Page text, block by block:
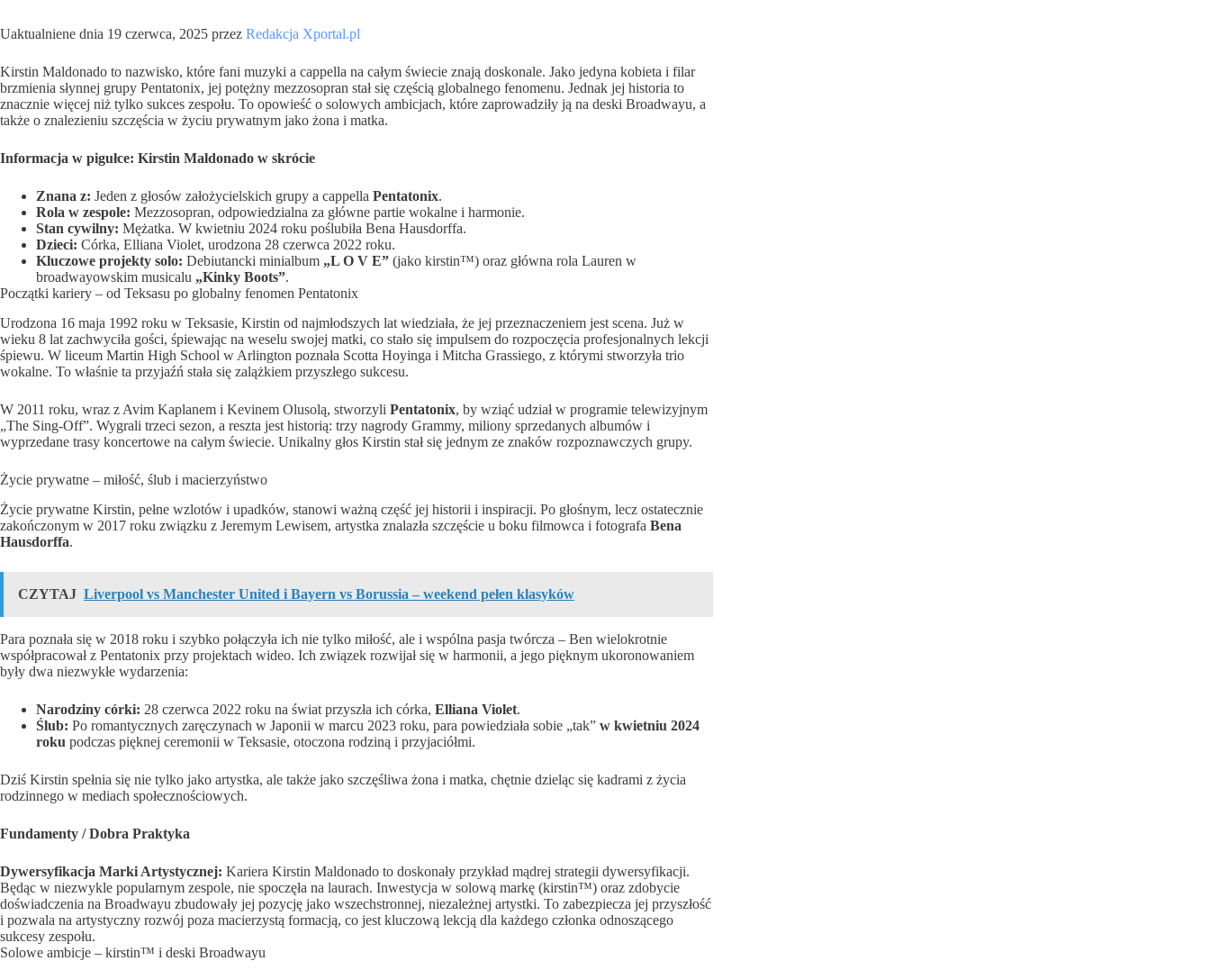
Uaktualniene dnia 19 czerwca, 2025 przez Redakcja Xportal.pl
Kirstin Maldonado to nazwisko, które fani muzyki a cappella na całym świecie znają doskonale. Jako jedyna kobieta i filar
brzmienia słynnej grupy Pentatonix, jej potężny mezzosopran stał się częścią globalnego fenomenu. Jednak jej historia to
znacznie więcej niż tylko sukces zespołu. To opowieść o solowych ambicjach, które zaprowadziły ją na deski Broadwayu, a
także o znalezieniu szczęścia w życiu prywatnym jako żona i matka.
Informacja w pigułce: Kirstin Maldonado w skrócie
Znana z: Jeden z głosów założycielskich grupy a cappella Pentatonix.
Rola w zespole: Mezzosopran, odpowiedzialna za główne partie wokalne i harmonie.
Stan cywilny: Mężatka. W kwietniu 2024 roku poślubiła Bena Hausdorffa.
Dzieci: Córka, Elliana Violet, urodzona 28 czerwca 2022 roku.
Kluczowe projekty solo: Debiutancki minialbum „L O V E” (jako kirstin™) oraz główna rola Lauren w
broadwayowskim musicalu „Kinky Boots”.
Początki kariery – od Teksasu po globalny fenomen Pentatonix
Urodzona 16 maja 1992 roku w Teksasie, Kirstin od najmłodszych lat wiedziała, że jej przeznaczeniem jest scena. Już w
wieku 8 lat zachwyciła gości, śpiewając na weselu swojej matki, co stało się impulsem do rozpoczęcia profesjonalnych lekcji
śpiewu. W liceum Martin High School w Arlington poznała Scotta Hoyinga i Mitcha Grassiego, z którymi stworzyła trio
wokalne. To właśnie ta przyjaźń stała się zalążkiem przyszłego sukcesu.
W 2011 roku, wraz z Avim Kaplanem i Kevinem Olusolą, stworzyli Pentatonix, by wziąć udział w programie telewizyjnym
„The Sing-Off”. Wygrali trzeci sezon, a reszta jest historią: trzy nagrody Grammy, miliony sprzedanych albumów i
wyprzedane trasy koncertowe na całym świecie. Unikalny głos Kirstin stał się jednym ze znaków rozpoznawczych grupy.
Życie prywatne – miłość, ślub i macierzyństwo
Życie prywatne Kirstin, pełne wzlotów i upadków, stanowi ważną część jej historii i inspiracji. Po głośnym, lecz ostatecznie
zakończonym w 2017 roku związku z Jeremym Lewisem, artystka znalazła szczęście u boku filmowca i fotografa Bena
Hausdorffa.
CZYTAJ Liverpool vs Manchester United i Bayern vs Borussia – weekend pełen klasyków
Para poznała się w 2018 roku i szybko połączyła ich nie tylko miłość, ale i wspólna pasja twórcza – Ben wielokrotnie
współpracował z Pentatonix przy projektach wideo. Ich związek rozwijał się w harmonii, a jego pięknym ukoronowaniem
były dwa niezwykłe wydarzenia:
Narodziny córki: 28 czerwca 2022 roku na świat przyszła ich córka, Elliana Violet.
Ślub: Po romantycznych zaręczynach w Japonii w marcu 2023 roku, para powiedziała sobie „tak” w kwietniu 2024
roku podczas pięknej ceremonii w Teksasie, otoczona rodziną i przyjaciółmi.
Dziś Kirstin spełnia się nie tylko jako artystka, ale także jako szczęśliwa żona i matka, chętnie dzieląc się kadrami z życia
rodzinnego w mediach społecznościowych.
Fundamenty / Dobra Praktyka
Dywersyfikacja Marki Artystycznej: Kariera Kirstin Maldonado to doskonały przykład mądrej strategii dywersyfikacji.
Będąc w niezwykle popularnym zespole, nie spoczęła na laurach. Inwestycja w solową markę (kirstin™) oraz zdobycie
doświadczenia na Broadwayu zbudowały jej pozycję jako wszechstronnej, niezależnej artystki. To zabezpiecza jej przyszłość
i pozwala na artystyczny rozwój poza macierzystą formacją, co jest kluczową lekcją dla każdego członka odnoszącego
sukcesy zespołu.
Solowe ambicje – kirstin™ i deski Broadwayu